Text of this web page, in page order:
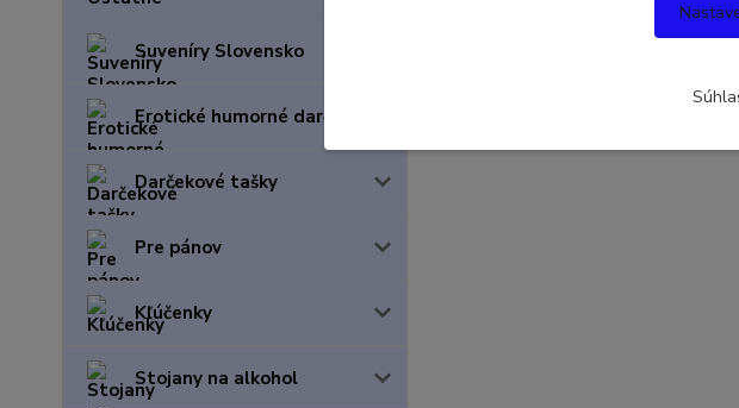
Suveníry Slovensko
Erotické humorné darčeky
Darčekové tašky
Pre pánov
Kľúčenky
Stojany na alkohol